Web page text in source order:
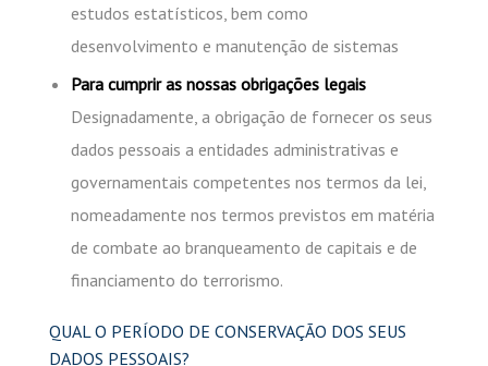
estudos estatísticos, bem como
desenvolvimento e manutenção de sistemas
Para cumprir as nossas obrigações legais
Designadamente, a obrigação de fornecer os seus
dados pessoais a entidades administrativas e
governamentais competentes nos termos da lei,
nomeadamente nos termos previstos em matéria
de combate ao branqueamento de capitais e de
financiamento do terrorismo.
QUAL O PERÍODO DE CONSERVAÇÃO DOS SEUS
DADOS PESSOAIS?